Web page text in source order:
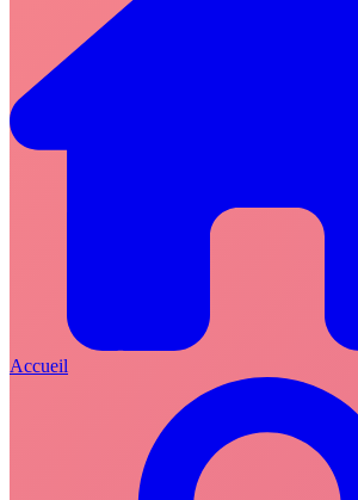
Accueil